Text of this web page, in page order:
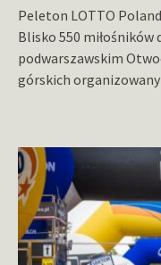
Peleton LOTTO
Blisko 550 miłośników
podwarszawskim
górskich organizowany